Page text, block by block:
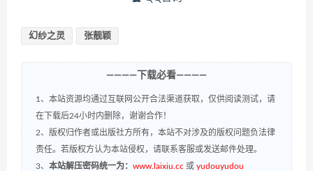
幻纱之灵 张靓颖
————下载必看————
1、本站资源均通过互联网公开合法渠道获取，仅供阅读测试，请
在下载后24小时内删除，谢谢合作！
2、版权归作者或出版社方所有，本站不对涉及的版权问题负法律
责任。若版权方认为本站侵权，请联系客服或发送邮件处理。
3、 本站解压密码统一为： www.laixiu.cc 或 yudouyudou